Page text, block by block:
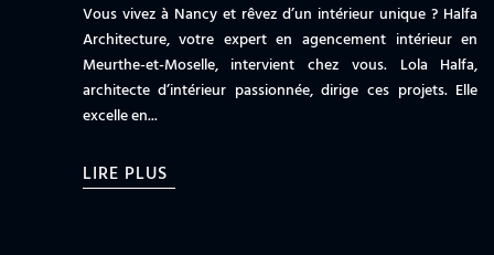
Vous vivez à Nancy et rêvez d’un intérieur unique ? Halfa
Architecture, votre expert en agencement intérieur en
Meurthe-et-Moselle, intervient chez vous. Lola Halfa,
architecte d’intérieur passionnée, dirige ces projets. Elle
excelle en...
LIRE PLUS